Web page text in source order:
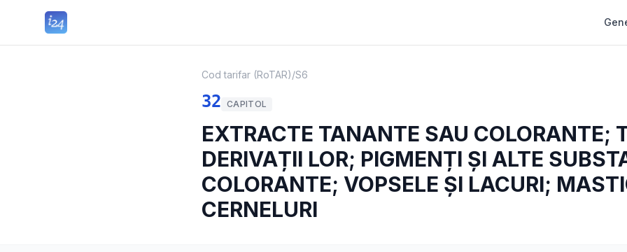
Cod tarifar (RoTAR)/S6
32 CAPITOL
EXTRACTE TANANTE SAU COLORANTE;
DERIVAȚII LOR; PIGMENȚI ȘI ALTE
COLORANTE; VOPSELE ȘI LACURI;
CERNELURI